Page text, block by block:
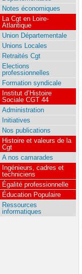
Notes économiques
La Cgt en Loire-
Atlantique
Union Départementale
Unions Locales
Retraités Cgt
Elections
professionnelles
Formation syndicale
Institut d’Histoire
Sociale CGT 44
Administration
Initiatives
Nos publications
Histoire et valeurs de la
Cgt
A nos camarades
Ingénieurs, cadres et
techniciens
Égalité professionnelle
Éducation Populaire
Ressources
informatiques